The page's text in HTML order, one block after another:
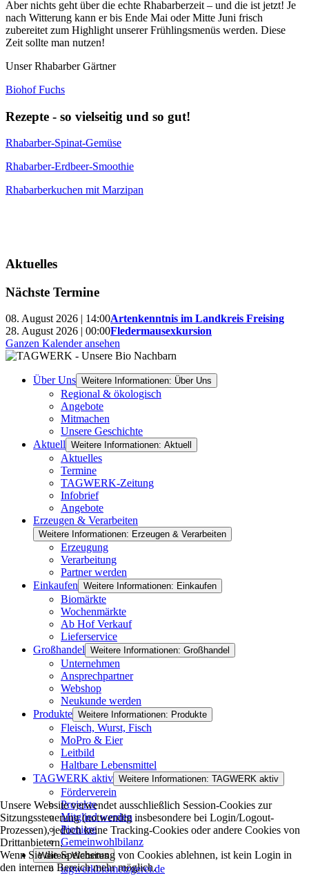
Aber nichts geht über die echte Rhabarberzeit – und die ist jetzt! Je
nach Witterung kann er bis Ende Mai oder Mitte Juni frisch
zubereitet zum Highlight unserer Frühlingsmenüs werden. Diese
Zeit sollte man nutzen!
Unser Rhabarber Gärtner
Biohof Fuchs
Rezepte - so vielseitig und so gut!
Rhabarber-Spinat-Gemüse
Rhabarber-Erdbeer-Smoothie
Rhabarberkuchen mit Marzipan
Aktuelles
Nächste Termine
08. August 2026 | 14:00Artenkenntnis im Landkreis Freising
28. August 2026 | 00:00Fledermausexkursion
Ganzen Kalender ansehen
Über Uns Weitere Informationen: Über Uns
Regional & ökologisch
Angebote
Mitmachen
Unsere Geschichte
Aktuell Weitere Informationen: Aktuell
Aktuelles
Termine
TAGWERK-Zeitung
Infobrief
Angebote
Erzeugen & Verarbeiten
Weitere Informationen: Erzeugen & Verarbeiten
Erzeugung
Verarbeitung
Partner werden
Einkaufen Weitere Informationen: Einkaufen
Biomärkte
Wochenmärkte
Ab Hof Verkauf
Lieferservice
Großhandel Weitere Informationen: Großhandel
Unternehmen
Ansprechpartner
Webshop
Neukunde werden
Produkte Weitere Informationen: Produkte
Fleisch, Wurst, Fisch
MoPro & Eier
Leitbild
Haltbare Lebensmittel
TAGWERK aktiv Weitere Informationen: TAGWERK aktiv
Förderverein
Projekte
Mitglied werden
Pioniere
Gemeinwohlbilanz
Weitere Websites
tagwerkbiometzgerei.de
Unsere Website verwendet ausschließlich Session-Cookies zur
Sitzungssteuerung (notwendig insbesondere bei Login/Logout-
Prozessen), jedoch keine Tracking-Cookies oder andere Cookies von
Drittanbietern.
Wenn Sie die Speicherung von Cookies ablehnen, ist kein Login in
den internen Bereich mehr möglich.